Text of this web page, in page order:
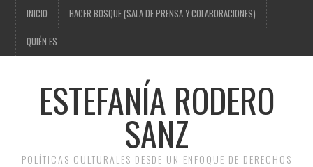
INICIO HACER BOSQUE (SALA DE PRENSA Y COLABORACIONES)
QUIÉN ES
ESTEFANÍA RODERO
SANZ
POLÍTICAS CULTURALES DESDE UN ENFOQUE DE DERECHOS